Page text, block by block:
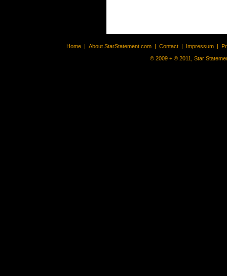
Home | About StarStatement.com | Contact | Impressum |
© 2009 + ® 2011, Star